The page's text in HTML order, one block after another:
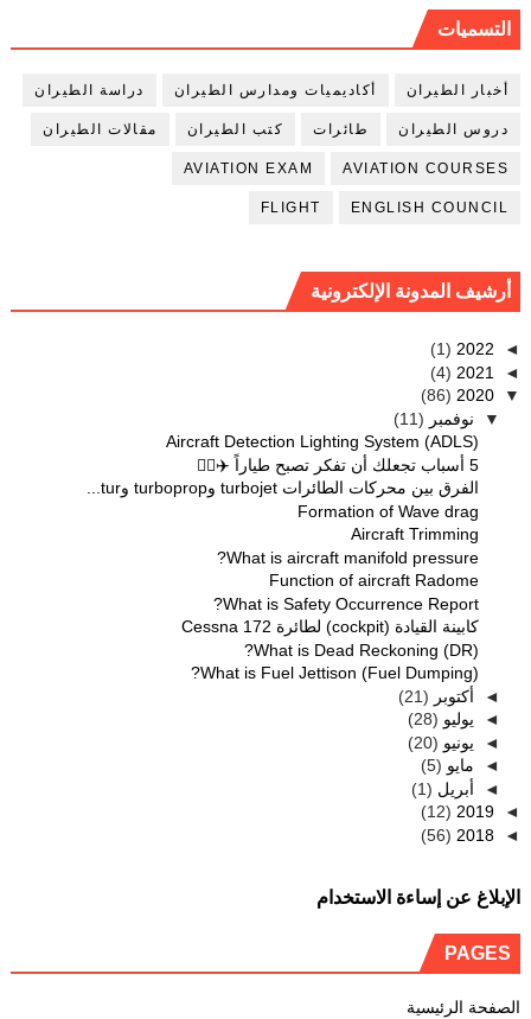
التسميات
أخبار الطيران أكاديميات ومدارس الطيران دراسة الطيران
دروس الطيران طائرات كتب الطيران مقالات الطيران
AVIATION COURSES
AVIATION EXAM
ENGLISH COUNCIL
FLIGHT
أرشيف المدونة الإلكترونية
◄
2022
(1)
◄
2021
(4)
▼
2020
(86)
▼ نوفمبر (11)
Aircraft Detection Lighting System (ADLS)
5 أسباب تجعلك أن تفكر تصبح طياراً ✈️👨‍✈️
الفرق بين محركات الطائرات turbojet وturboprop وtur...
Formation of Wave drag
Aircraft Trimming
What is aircraft manifold pressure?
Function of aircraft Radome
What is Safety Occurrence Report?
كابينة القيادة (cockpit) لطائرة Cessna 172
What is Dead Reckoning (DR)?
What is Fuel Jettison (Fuel Dumping)?
◄ أكتوبر (21)
◄ يوليو (28)
◄ يونيو (20)
◄ مايو (5)
◄ أبريل (1)
◄
2019
(12)
◄
2018
(56)
الإبلاغ عن إساءة الاستخدام
PAGES
الصفحة الرئيسية